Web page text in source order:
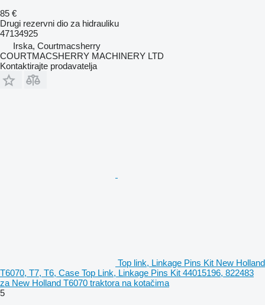
85 €
Drugi rezervni dio za hidrauliku
47134925
Irska, Courtmacsherry
COURTMACSHERRY MACHINERY LTD
Kontaktirajte prodavatelja
Top link, Linkage Pins Kit New Holland
T6070, T7, T6, Case Top Link, Linkage Pins Kit 44015196, 822483
za New Holland T6070 traktora na kotačima
5